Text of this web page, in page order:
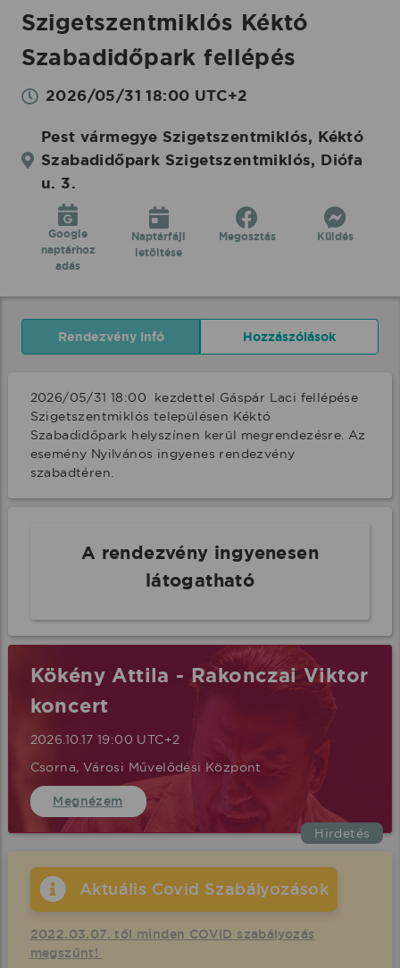
Szigetszentmiklós Kéktó
Szabadidőpark fellépés
2026/05/31 18:00 UTC+2
Pest vármegye Szigetszentmiklós, Kéktó
Szabadidőpark Szigetszentmiklós, Diófa
u. 3.
Google
naptárhoz
adás
Naptárfájl
letöltése
Megosztás Küldés
Rendezvény infó Hozzászólások
2026/05/31 18:00  kezdettel Gáspár Laci fellépése
Szigetszentmiklós településen Kéktó
Szabadidőpark helyszínen kerül megrendezésre. Az
esemény Nyilvános ingyenes rendezvény
szabadtéren.
A rendezvény ingyenesen
látogatható
Hirdetés
Kökény Attila - Rakonczai Viktor
koncert
2026.10.17 19:00 UTC+2
Csorna, Városi Művelődési Központ
Megnézem
Aktuális Covid Szabályozások
2022.03.07. től minden COVID szabályozás
megszűnt!